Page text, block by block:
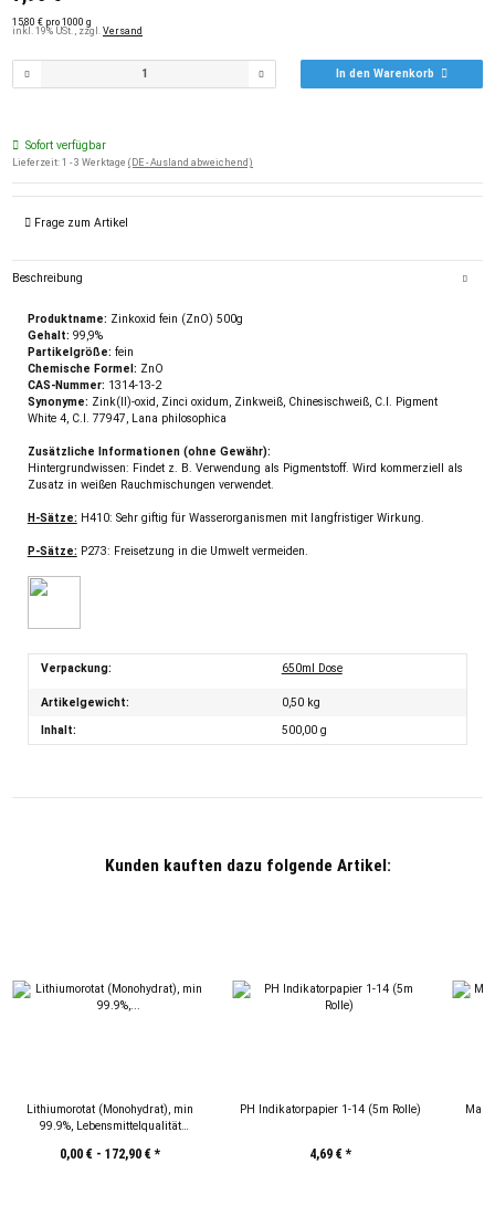
15,80 € pro 1000 g
inkl. 19% USt. , zzgl. Versand
In den Warenkorb
Sofort verfügbar
Lieferzeit: 1 - 3 Werktage (DE - Ausland abweichend)
Frage zum Artikel
Beschreibung
Produktname: Zinkoxid fein (ZnO) 500g
Gehalt: 99,9%
Partikelgröße: fein
Chemische Formel: ZnO
CAS-Nummer: 1314-13-2
Synonyme: Zink(II)-oxid, Zinci oxidum, Zinkweiß, Chinesischweiß, C.I. Pigment
White 4, C.I. 77947, Lana philosophica
Zusätzliche Informationen (ohne Gewähr):
Hintergrundwissen: Findet z. B. Verwendung als Pigmentstoff. Wird kommerziell als
Zusatz in weißen Rauchmischungen verwendet.
H-Sätze: H410: Sehr giftig für Wasserorganismen mit langfristiger Wirkung.
P-Sätze: P273: Freisetzung in die Umwelt vermeiden.
Verpackung: 650ml Dose
Artikelgewicht: 0,50 kg
Inhalt:
500,00 g
Kunden kauften dazu folgende Artikel:
Lithiumorotat (Monohydrat), min
99.9%, Lebensmittelqualität
0,00 € - 172,90 €*
PH Indikatorpapier 1-14 (5m Rolle)
4,69 €*